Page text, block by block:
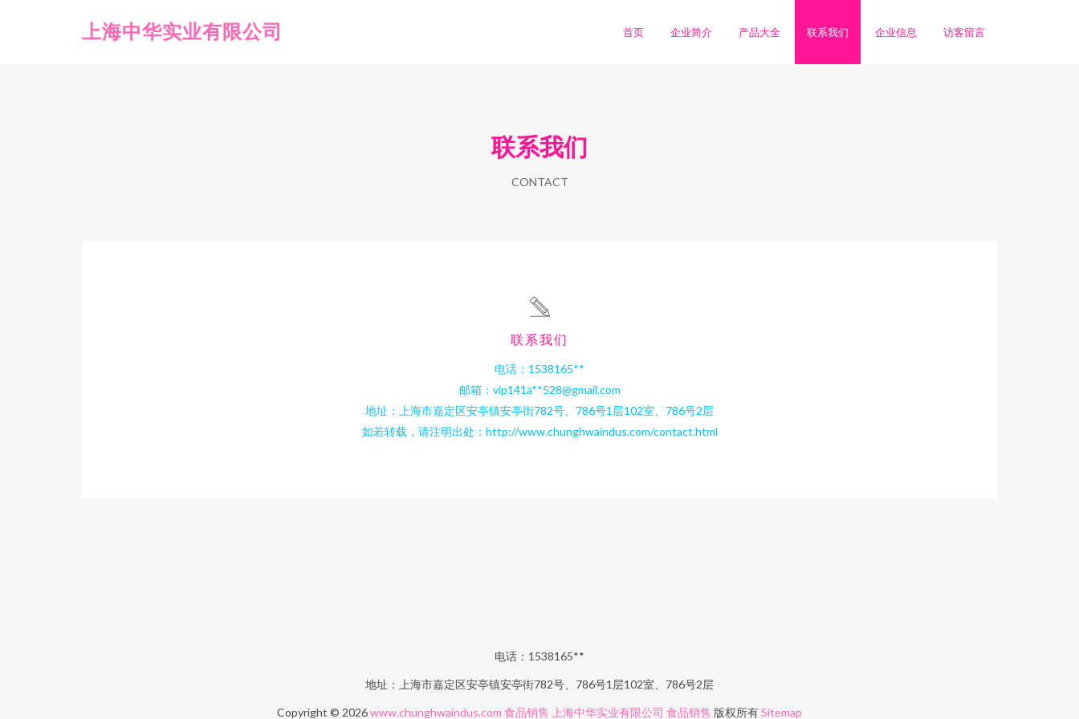
上海中华实业有限公司 首页 企业简介 产品大全 联系我们 企业信息 访客留言
联系我们
CONTACT
联系我们
电话：1538165**
邮箱：vip141a**528@gmail.com
地址：上海市嘉定区安亭镇安亭街782号、786号1层102室、786号2层
如若转载，请注明出处：http://www.chunghwaindus.com/contact.html
电话：1538165**
地址：上海市嘉定区安亭镇安亭街782号、786号1层102室、786号2层
Copyright © 2026www.chunghwaindus.com 食品销售 上海中华实业有限公司 食品销售 版权所有Sitemap